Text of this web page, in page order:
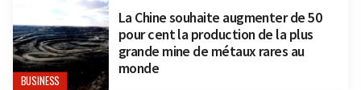
BUSINESS
La Chine souhaite augmenter de 50
pour cent la production de la plus
grande mine de métaux rares au
monde